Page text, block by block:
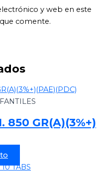
y web en este
comente.
850 GR(A)(3%+)